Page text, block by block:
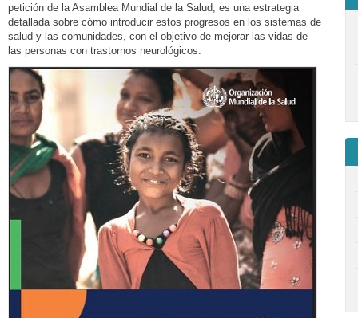
petición de la Asamblea Mundial de la Salud, es una estrategia
detallada sobre cómo introducir estos progresos en los sistemas de
salud y las comunidades, con el objetivo de mejorar las vidas de
las personas con trastornos neurológicos.